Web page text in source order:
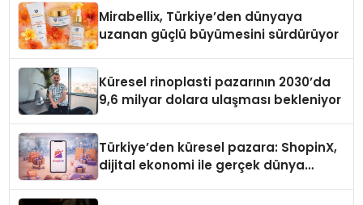
Mirabellix, Türkiye’den dünyaya
uzanan güçlü büyümesini sürdürüyor
Küresel rinoplasti pazarının 2030’da
9,6 milyar dolara ulaşması bekleniyor
Türkiye’den küresel pazara: ShopinX,
dijital ekonomi ile gerçek dünya